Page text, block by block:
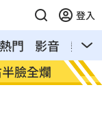
登入
熱門 影音
熱搜
臉全爛 張員